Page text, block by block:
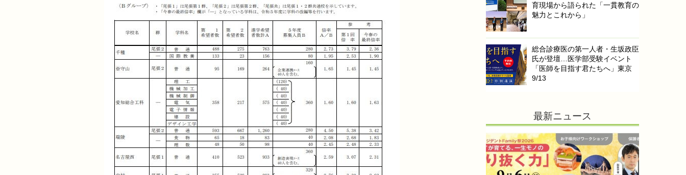
育現場から語られた「一貫教育の
魅力とこれから」
総合診療医の第一人者・生坂政臣
氏が登壇…医学部受験イベント
「医師を目指す君たちへ」東京
9/13
最新ニュース